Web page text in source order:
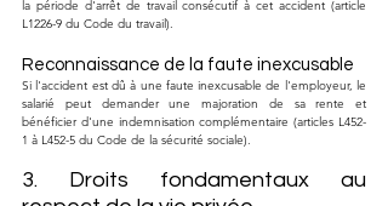
la période d'arrêt de travail consécutif à cet accident (article
L1226-9 du Code du travail).
Reconnaissance de la faute inexcusable
Si l'accident est dû à une faute inexcusable de l'employeur, le
salarié peut demander une majoration de sa rente et
bénéficier d'une indemnisation complémentaire (articles L452-
1 à L452-5 du Code de la sécurité sociale).
3. Droits fondamentaux au